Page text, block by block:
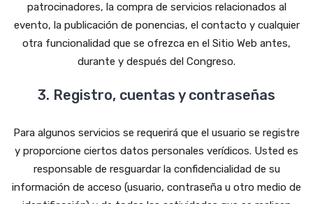
patrocinadores, la compra de servicios relacionados al
evento, la publicación de ponencias, el contacto y cualquier
otra funcionalidad que se ofrezca en el Sitio Web antes,
durante y después del Congreso.
3. Registro, cuentas y contraseñas
Para algunos servicios se requerirá que el usuario se registre
y proporcione ciertos datos personales verídicos. Usted es
responsable de resguardar la confidencialidad de su
información de acceso (usuario, contraseña u otro medio de